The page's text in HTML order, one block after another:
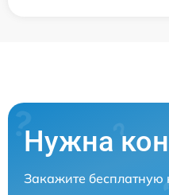
Нужна
Закажите бесплатную